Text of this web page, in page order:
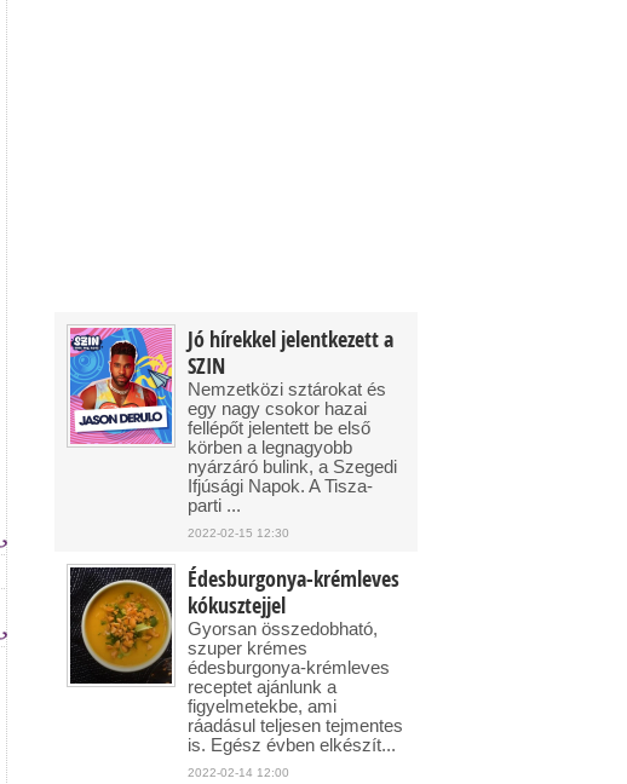
Jó hírekkel jelentkezett a
SZIN
Nemzetközi sztárokat és
egy nagy csokor hazai
fellépőt jelentett be első
körben a legnagyobb
nyárzáró bulink, a Szegedi
Ifjúsági Napok. A Tisza-
parti ...
2022-02-15 12:30
Édesburgonya-krémleves
kókusztejjel
Gyorsan összedobható,
szuper krémes
édesburgonya-krémleves
receptet ajánlunk a
figyelmetekbe, ami
ráadásul teljesen tejmentes
is. Egész évben elkészít...
2022-02-14 12:00